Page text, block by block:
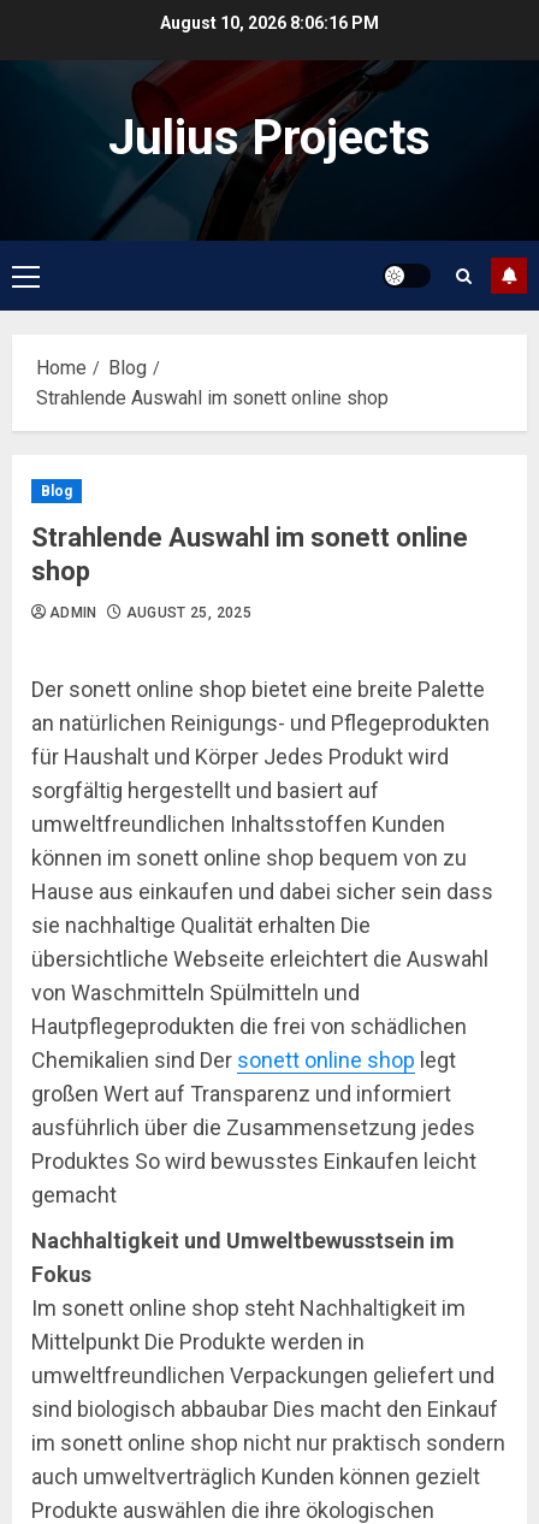
August 10, 2026 8:06:16 PM
Julius Projects
Primary
Menu
Home
Blog
Strahlende Auswahl im sonett online shop
Blog
Strahlende Auswahl im sonett online
shop
ADMIN AUGUST 25, 2025
Der sonett online shop bietet eine breite Palette
an natürlichen Reinigungs- und Pflegeprodukten
für Haushalt und Körper Jedes Produkt wird
sorgfältig hergestellt und basiert auf
umweltfreundlichen Inhaltsstoffen Kunden
können im sonett online shop bequem von zu
Hause aus einkaufen und dabei sicher sein dass
sie nachhaltige Qualität erhalten Die
übersichtliche Webseite erleichtert die Auswahl
von Waschmitteln Spülmitteln und
Hautpflegeprodukten die frei von schädlichen
Chemikalien sind Der sonett online shop legt
großen Wert auf Transparenz und informiert
ausführlich über die Zusammensetzung jedes
Produktes So wird bewusstes Einkaufen leicht
gemacht
Nachhaltigkeit und Umweltbewusstsein im
Fokus
Im sonett online shop steht Nachhaltigkeit im
Mittelpunkt Die Produkte werden in
umweltfreundlichen Verpackungen geliefert und
sind biologisch abbaubar Dies macht den Einkauf
im sonett online shop nicht nur praktisch sondern
auch umweltverträglich Kunden können gezielt
Produkte auswählen die ihre ökologischen